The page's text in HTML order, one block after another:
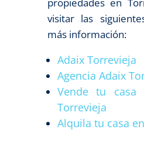
visitar las
más información:
Adaix Torrevieja
Agencia Adaix
Vende tu
Torrevieja
Alquila tu casa